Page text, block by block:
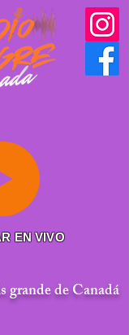
EN VIVO
grande de Canadá